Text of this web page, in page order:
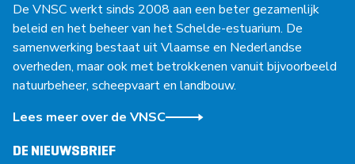
De VNSC werkt sinds 2008 aan een beter gezamenlijk
beleid en het beheer van het Schelde-estuarium. De
samenwerking bestaat uit Vlaamse en Nederlandse
overheden, maar ook met betrokkenen vanuit bijvoorbeeld
natuurbeheer, scheepvaart en landbouw.
Lees meer over de VNSC
DE NIEUWSBRIEF